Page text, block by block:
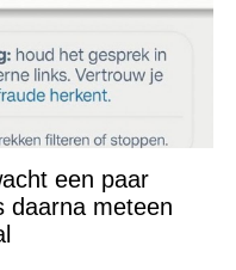
een paar
daarna meteen